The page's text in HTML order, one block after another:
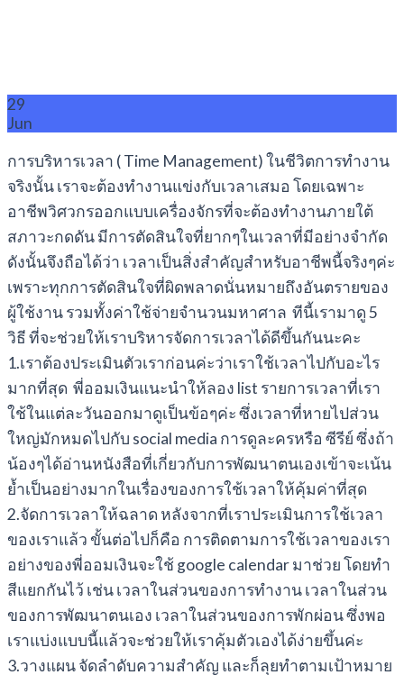
29
Jun
การบริหารเวลา ( Time Management) ในชีวิตการทำงาน
จริงนั้น เราจะต้องทำงานแข่งกับเวลาเสมอ โดยเฉพาะ
อาชีพวิศวกรออกแบบเครื่องจักรที่จะต้องทำงานภายใต้
สภาวะกดดัน มีการตัดสินใจที่ยากๆในเวลาที่มีอย่างจำกัด
ดังนั้นจึงถือได้ว่า เวลาเป็นสิ่งสำคัญสำหรับอาชีพนี้จริงๆค่ะ
เพราะทุกการตัดสินใจที่ผิดพลาดนั่นหมายถึงอันตรายของ
ผู้ใช้งาน รวมทั้งค่าใช้จ่ายจำนวนมหาศาล ทีนี้เรามาดู 5
วิธี ที่จะช่วยให้เราบริหารจัดการเวลาได้ดีขึ้นกันนะคะ
1.เราต้องประเมินตัวเราก่อนค่ะว่าเราใช้เวลาไปกับอะไร
มากที่สุด พี่ออมเงินแนะนำให้ลอง list รายการเวลาที่เรา
ใช้ในแต่ละวันออกมาดูเป็นข้อๆค่ะ ซึ่งเวลาที่หายไปส่วน
ใหญ่มักหมดไปกับ social media การดูละครหรือ ซีรีย์ ซึ่งถ้า
น้องๆได้อ่านหนังสือที่เกี่ยวกับการพัฒนาตนเองเข้าจะเน้น
ย้ำเป็นอย่างมากในเรื่องของการใช้เวลาให้คุ้มค่าที่สุด
2.จัดการเวลาให้ฉลาด หลังจากที่เราประเมินการใช้เวลา
ของเราแล้ว ขั้นต่อไปก็คือ การติดตามการใช้เวลาของเรา
อย่างของพี่ออมเงินจะใช้ google calendar มาช่วย โดยทำ
สีแยกกันไว้ เช่น เวลาในส่วนของการทำงาน เวลาในส่วน
ของการพัฒนาตนเอง เวลาในส่วนของการพักผ่อน ซึ่งพอ
เราแบ่งแบบนี้แล้วจะช่วยให้เราคุ้มตัวเองได้ง่ายขึ้นค่ะ
3.วางแผน จัดลำดับความสำคัญ และก็ลุยทำตามเป้าหมาย